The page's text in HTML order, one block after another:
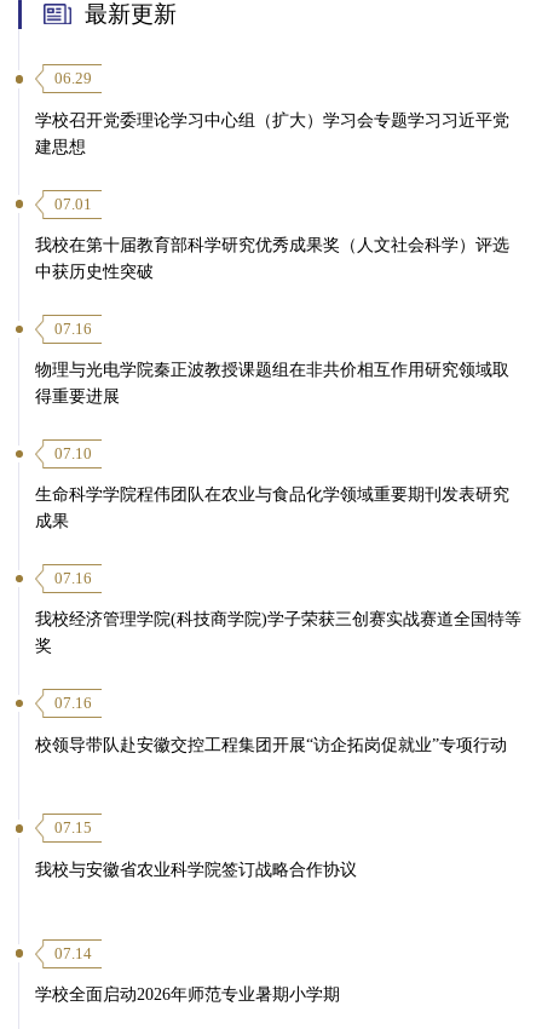
最新更新
06.29
学校召开党委理论学习中心组（扩大）学习会专题学习习近平党
建思想
07.01
我校在第十届教育部科学研究优秀成果奖（人文社会科学）评选
中获历史性突破
07.16
物理与光电学院秦正波教授课题组在非共价相互作用研究领域取
得重要进展
07.10
生命科学学院程伟团队在农业与食品化学领域重要期刊发表研究
成果
07.16
我校经济管理学院(科技商学院)学子荣获三创赛实战赛道全国特等
奖
07.16
校领导带队赴安徽交控工程集团开展“访企拓岗促就业”专项行动
07.15
我校与安徽省农业科学院签订战略合作协议
07.14
学校全面启动2026年师范专业暑期小学期